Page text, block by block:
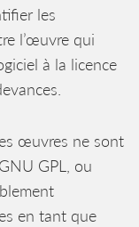
les
l’œuvre qui
à la licence
œuvres ne sont
GPL, ou
en tant que